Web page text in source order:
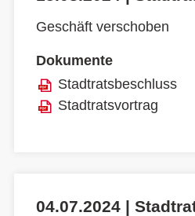
Geschäft verschoben
Dokumente
Stadtratsbeschluss
Stadtratsvortrag
04.07.2024 |